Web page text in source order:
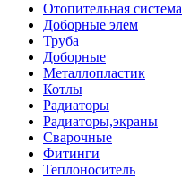
Отопительная система
Доборные элем
Труба
Доборные
Металлопластик
Котлы
Радиаторы
Радиаторы,экраны
Сварочные
Фитинги
Теплоноситель